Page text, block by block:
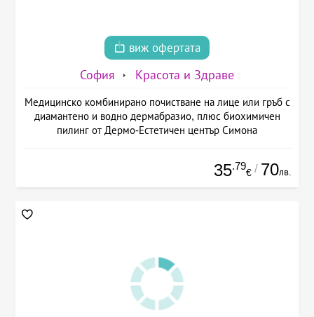
виж офертата
София Красота и Здраве
Медицинско комбинирано почистване на лице или гръб с
диамантено и водно дермабразио, плюс биохимичен
пилинг от Дермо-Естетичен център Симона
35.79
€ / 70лв.